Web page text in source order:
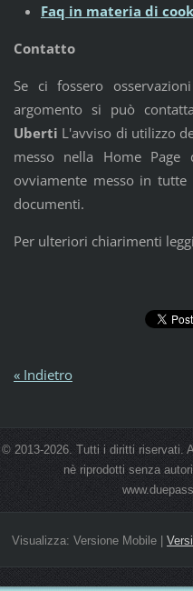
Faq in materia di
Contatto
Se ci fossero
argomento si può
Uberti L'avviso di utilizzo
messo nella Home
ovviamente messo in
documenti.
Per ulteriori chiarimenti
« Indietro
© 2013-2026. Tutti i diritti riservati.
nè riprodotti senza
Visualizza: Versione Mobile|